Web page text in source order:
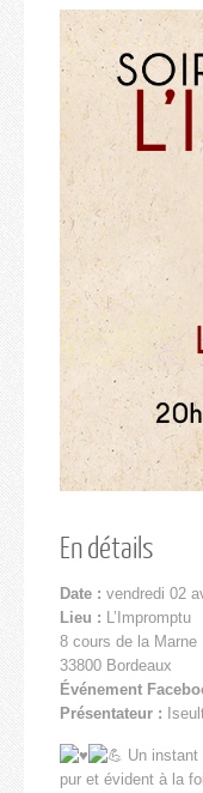
En détails
Date : vendredi 02
Lieu : L’Impromptu
8 cours de la Marne
33800 Bordeaux
Événement
Présentateur :
Un instant
pur et évident à la